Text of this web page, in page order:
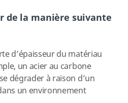
de la manière suivante
d’épaisseur du matériau
un acier au carbone
dégrader à raison d’un
un environnement